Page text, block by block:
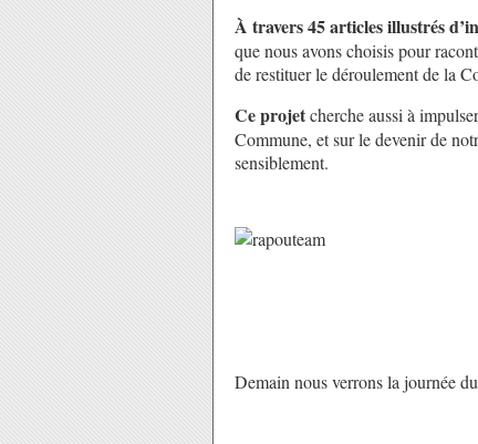
À travers 45 articles illustrés
que nous avons choisis pour
de restituer le déroulement de la
Ce projetcherche aussi à
Commune, et sur le devenir de
sensiblement.
Demain nous verrons la journée